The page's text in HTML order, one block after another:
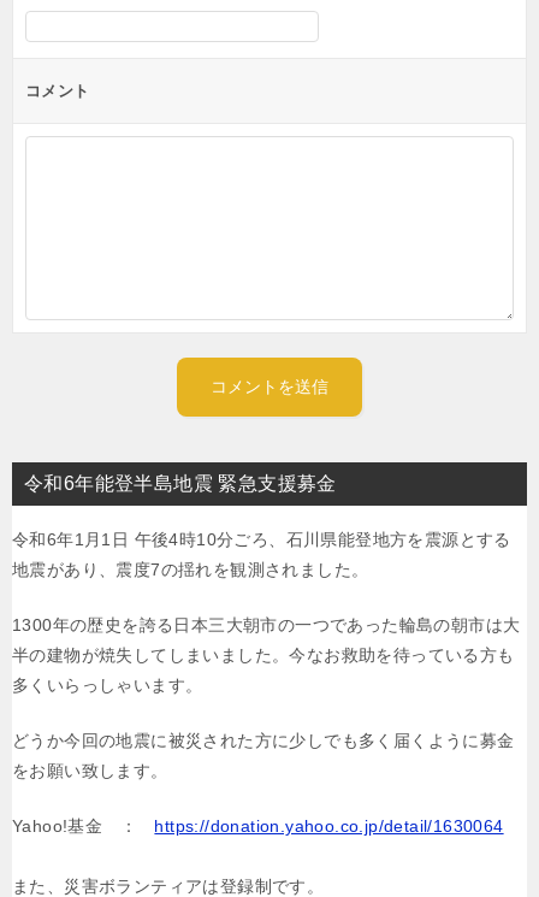
コメント
令和6年能登半島地震 緊急支援募金
令和6年1月1日 午後4時10分ごろ、石川県能登地方を震源とする
地震があり、震度7の揺れを観測されました。
1300年の歴史を誇る日本三大朝市の一つであった輪島の朝市は大
半の建物が焼失してしまいました。今なお救助を待っている方も
多くいらっしゃいます。
どうか今回の地震に被災された方に少しでも多く届くように募金
をお願い致します。
Yahoo!基金 ： https://donation.yahoo.co.jp/detail/1630064
また、災害ボランティアは登録制です。